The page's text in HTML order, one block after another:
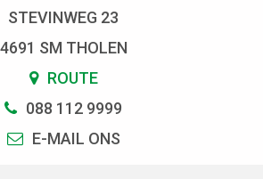
STEVINWEG 23
4691 SM THOLEN
ROUTE
088 112 9999
E-MAIL ONS